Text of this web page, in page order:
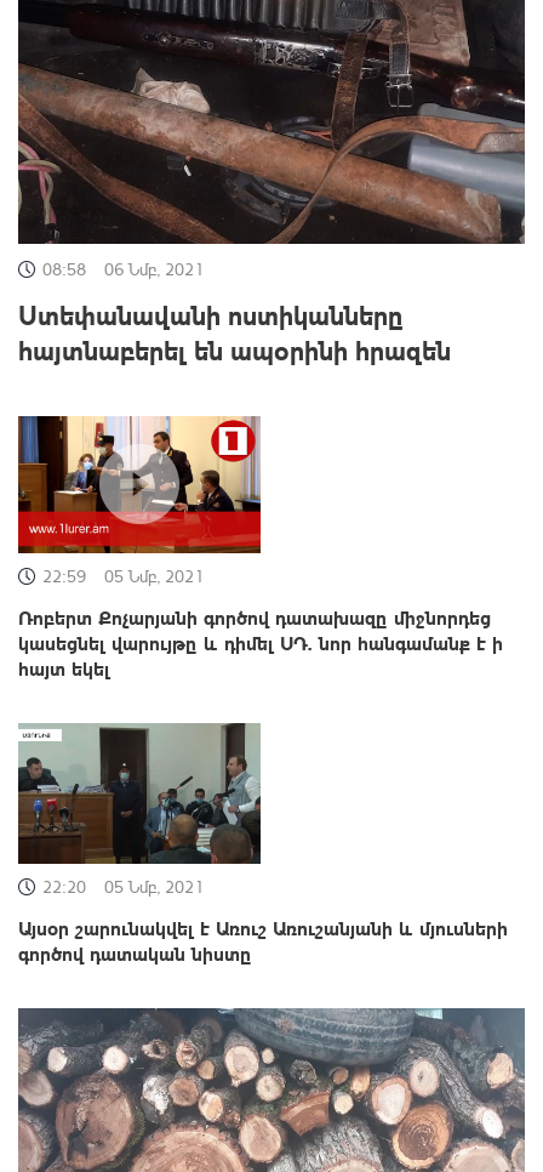
08:58 06 Նմբ, 2021
Ստեփանավանի ոստիկանները
հայտնաբերել են ապօրինի հրազեն
22:59 05 Նմբ, 2021
Ռոբերտ Քոչարյանի գործով դատախազը միջնորդեց
կասեցնել վարույթը և դիմել ՍԴ. նոր հանգամանք է ի
հայտ եկել
22:20 05 Նմբ, 2021
Այսօր շարունակվել է Առուշ Առուշանյանի և մյուսների
գործով դատական նիստը